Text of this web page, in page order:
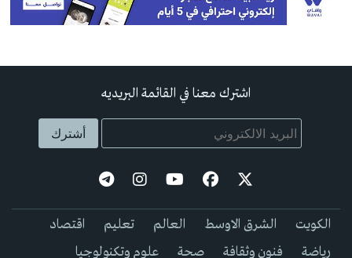
اشترك معنا في القائمة البريديه
الكويت الشرق الاوسط العالم تعليم
اقتصاد
رياضة
فنون وثقافة صحة علوم وتكنولوجيا